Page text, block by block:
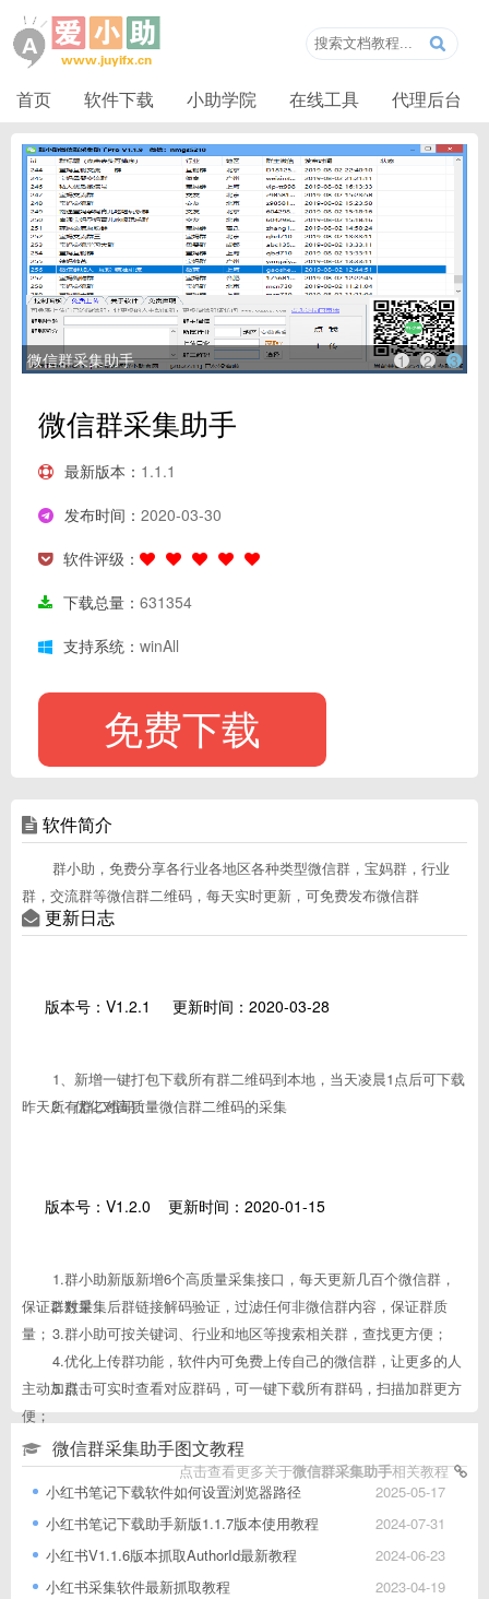
首页 软件下载 小助学院 在线工具 代理后台
微信群采集助手 1 2 3
微信群采集助手
最新版本： 1.1.1
发布时间： 2020-03-30
软件评级：
下载总量： 631354
支持系统： winAll
免费下载
软件简介
群小助，免费分享各行业各地区各种类型微信群，宝妈群，行业
群，交流群等微信群二维码，每天实时更新，可免费发布微信群
更新日志
版本号：V1.2.1 更新时间：2020-03-28
1、新增一键打包下载所有群二维码到本地，当天凌晨1点后可下载
昨天所有群二维码；
2、优化对高质量微信群二维码的采集
版本号：V1.2.0 更新时间：2020-01-15
1.群小助新版新增6个高质量采集接口，每天更新几百个微信群，
保证群数量；
2.对采集后群链接解码验证，过滤任何非微信群内容，保证群质
量； 3.群小助可按关键词、行业和地区等搜索相关群，查找更方便；
4.优化上传群功能，软件内可免费上传自己的微信群，让更多的人
主动加群；
5.点击可实时查看对应群码，可一键下载所有群码，扫描加群更方
便；
微信群采集助手图文教程
点击查看更多关于微信群采集助手相关教程
2025-05-17
小红书笔记下载软件如何设置浏览器路径
2024-07-31
小红书笔记下载助手新版1.1.7版本使用教程
2024-06-23
小红书V1.1.6版本抓取AuthorId最新教程
2023-04-19
小红书采集软件最新抓取教程